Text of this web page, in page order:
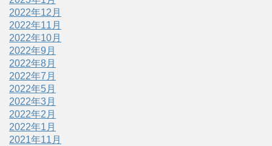
2022年12月
2022年11月
2022年10月
2022年9月
2022年8月
2022年7月
2022年5月
2022年3月
2022年2月
2022年1月
2021年11月